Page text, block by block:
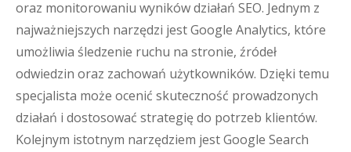
oraz monitorowaniu wyników działań SEO. Jednym z
najważniejszych narzędzi jest Google Analytics, które
umożliwia śledzenie ruchu na stronie, źródeł
odwiedzin oraz zachowań użytkowników. Dzięki temu
specjalista może ocenić skuteczność prowadzonych
działań i dostosować strategię do potrzeb klientów.
Kolejnym istotnym narzędziem jest Google Search